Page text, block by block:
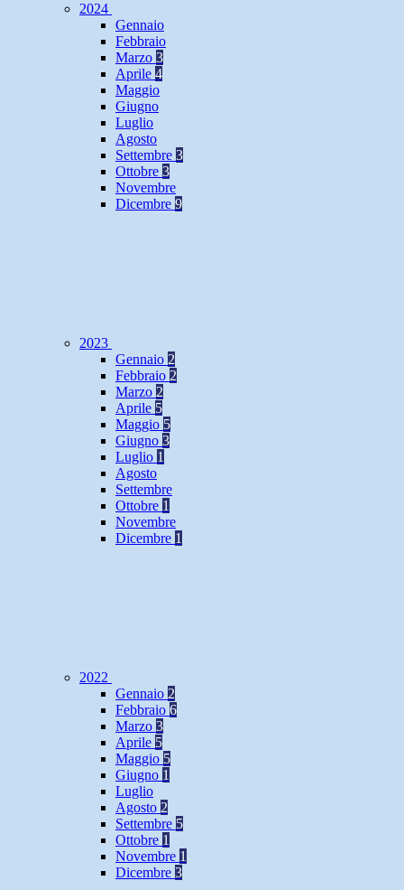
2024
Gennaio
Febbraio
Marzo 3
Aprile 4
Maggio
Giugno
Luglio
Agosto
Settembre 3
Ottobre 3
Novembre
Dicembre 9
2023
Gennaio 2
Febbraio 2
Marzo 2
Aprile 5
Maggio 5
Giugno 3
Luglio 1
Agosto
Settembre
Ottobre 1
Novembre
Dicembre 1
2022
Gennaio 2
Febbraio 6
Marzo 3
Aprile 5
Maggio 5
Giugno 1
Luglio
Agosto 2
Settembre 5
Ottobre 1
Novembre 1
Dicembre 3